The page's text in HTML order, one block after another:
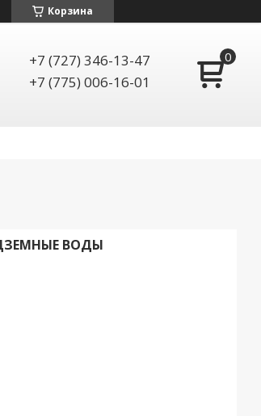
Корзина
+7 (727) 346-13-47
+7 (775) 006-16-01
ВОДЫ